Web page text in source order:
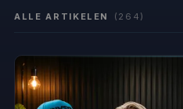
ALLE ARTIKELEN (264)